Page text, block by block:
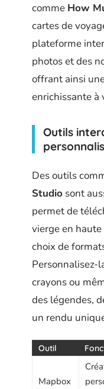
comme How
cartes de
plateforme
photos et des
offrant ainsi
enrichissante à
Outils
Des outils
Studio sont
permet de
vierge en
choix de
Personnalisez-
crayons ou
des légendes,
un rendu
Outil
Mapbox